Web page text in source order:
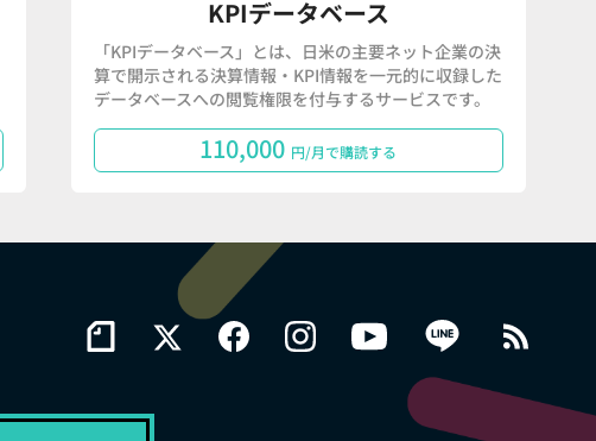
KPIデータベース
「KPIデータベース」とは、日米の主要ネット企業の決
算で開示される決算情報・KPI情報を一元的に収録した
データベースへの閲覧権限を付与するサービスです。
110,000 円/月で購読する